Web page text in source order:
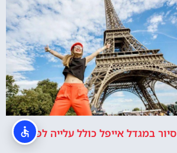
סיור במגדל אייפל כולל עלייה לפסגה